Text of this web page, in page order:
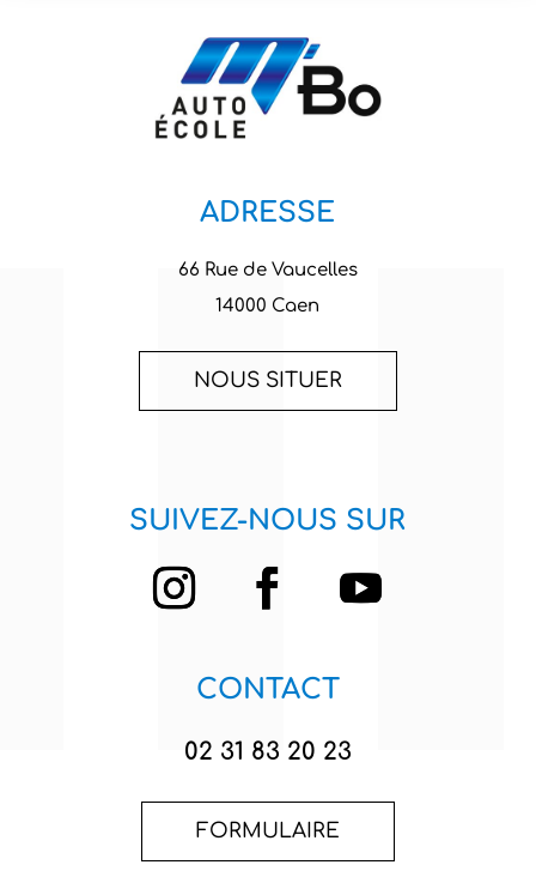
ADRESSE
66 Rue de Vaucelles
14000 Caen
NOUS SITUER
SUIVEZ-NOUS SUR
CONTACT
02 31 83 20 23
FORMULAIRE